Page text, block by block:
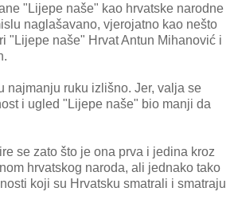
"Lijepe naše" kao hrvatske narodne
naglašavano, vjerojatno kao nešto
"Lijepe naše" Hrvat Antun Mihanović i
najmanju ruku izlišno. Jer, valja se
i ugled "Lijepe naše" bio manji da
se zato što je ona prva i jedina kroz
hrvatskog naroda, ali jednako tako
koji su Hrvatsku smatrali i smatraju